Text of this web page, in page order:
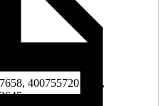
4007557201078,